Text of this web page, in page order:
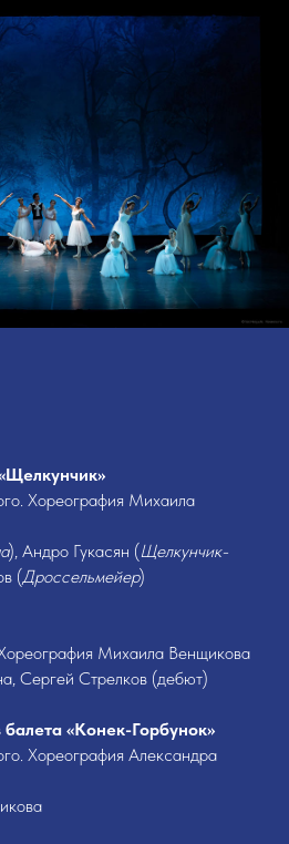
Хореография Михаила
), Андро Гукасян (Щелкунчик-
(Дроссельмейер)
Михаила Венщикова
Сергей Стрелков (дебют)
«Конек-Горбунок»
Хореография Александра